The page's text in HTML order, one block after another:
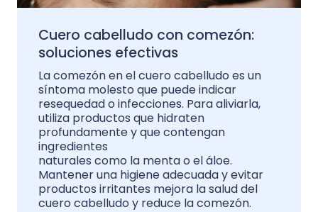
Cuero cabelludo con comezón:
soluciones efectivas
La comezón en el cuero cabelludo es un
síntoma molesto que puede indicar
resequedad o infecciones. Para aliviarla,
utiliza productos que hidraten
profundamente y que contengan
ingredientes
naturales como la menta o el áloe.
Mantener una higiene adecuada y evitar
productos irritantes mejora la salud del
cuero cabelludo y reduce la comezón.